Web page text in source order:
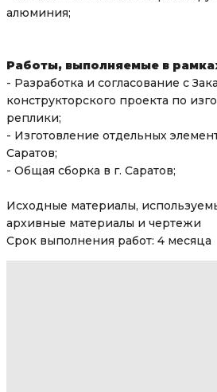
алюминия;
Работы, выполняемые в
- Разработка и согласование с
конструкторского проекта по
реплики;
- Изготовление отдельных
Саратов;
- Общая сборка в г. Саратов;
Исходные материалы,
архивные материалы и чертежи
Срок выполнения работ: 4 месяца